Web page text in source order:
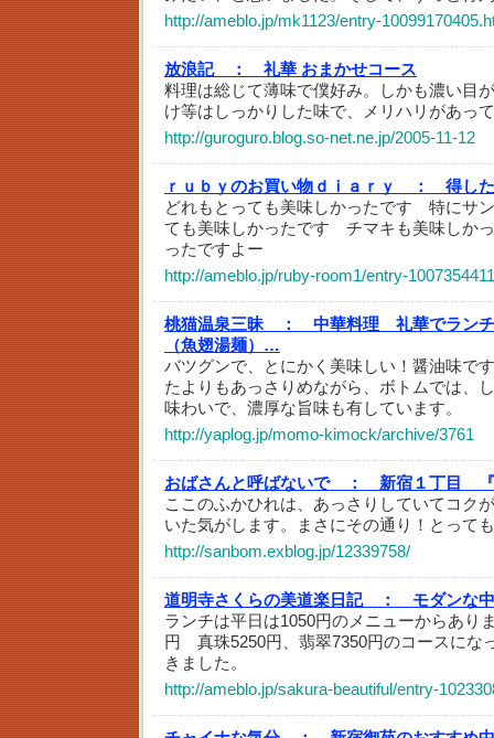
http://ameblo.jp/mk1123/entry-
放浪記 ：
礼華 おまかせコース
料理は総じて薄味で僕好み。しかも濃い目
け等はしっかりした味で、メリハリがあっ
http://guroguro.blog.so-net.ne.jp/2005-11-12
ｒｕｂｙのお買い物ｄｉａｒｙ ：
得し
どれもとっても美味しかったです 特にサ
ても美味しかったです チマキも美味しか
ったですよー
http://ameblo.jp/ruby-room1/entry-
桃猫温泉三昧 ：
中華料理 礼華でラン
（魚翅湯麺）…
バツグンで、とにかく美味しい！醤油味で
たよりもあっさりめながら、ボトムでは、
味わいで、濃厚な旨味も有しています。
http://yaplog.jp/momo-kimock/archive/3761
おばさんと呼ばないで ：
新宿１丁目
ここのふかひれは、あっさりしていてコク
いた気がします。まさにその通り！とって
http://sanbom.exblog.jp/12339758/
道明寺さくらの美道楽日記 ：
モダンな
ランチは平日は1050円のメニューからあり
円 真珠5250円、翡翠7350円のコースにな
きました。
http://ameblo.jp/sakura-beautiful/entry-